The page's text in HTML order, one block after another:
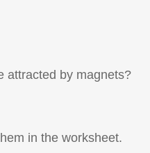
by magnets?
in the worksheet.